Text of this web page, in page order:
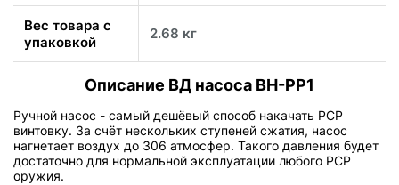
Вес товара с
упаковкой
2.68 кг
Описание ВД насоса BH-PP1
Ручной насос - самый дешёвый способ накачать PCP
винтовку. За счёт нескольких ступеней сжатия, насос
нагнетает воздух до 306 атмосфер. Такого давления будет
достаточно для нормальной эксплуатации любого PCP
оружия.